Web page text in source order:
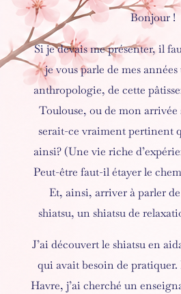
Bonjour !
Si je devais me présenter, il
je vous parle de mes
anthropologie, de cette
Toulouse, ou de mon
serait-ce vraiment pertinent
ainsi? (Une vie riche
Peut-être faut-il étayer le
Et, ainsi, arriver à parler
shiatsu, un shiatsu de
J’ai découvert le shiatsu en
qui avait besoin de pratiquer.
Havre, j’ai cherché un